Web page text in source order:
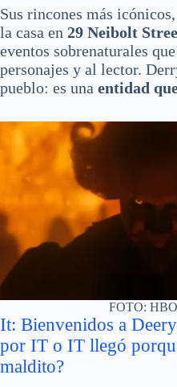
Sus rincones más
la casa en 29 Neibolt
eventos sobrenaturales
personajes y al lector.
pueblo: es una entidad
FOTO:
It: Bienvenidos a
por IT o IT llegó
maldito?